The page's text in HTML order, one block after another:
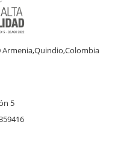
Armenia,Quindio,Colombia
5